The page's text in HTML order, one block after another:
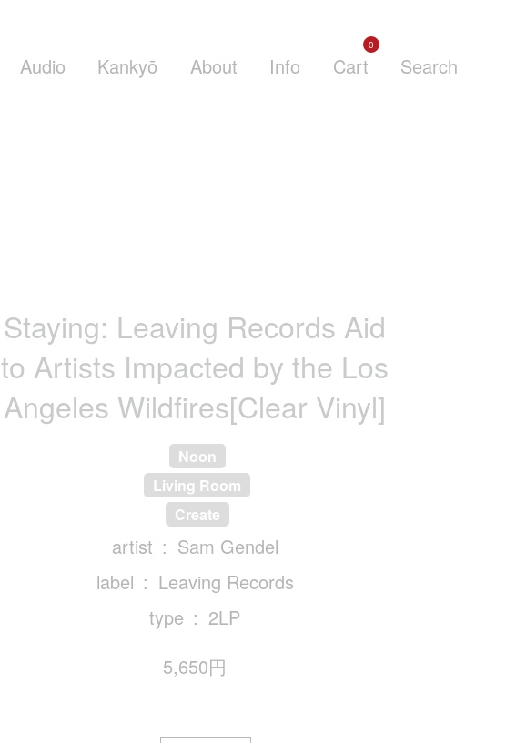
Audio Kankyō About Info Cart
0
Search
Staying: Leaving Records Aid
to Artists Impacted by the Los
Angeles Wildfires[Clear Vinyl]
Noon
Living Room
Create
artist
Sam Gendel
label
Leaving Records
type
2LP
5,650円